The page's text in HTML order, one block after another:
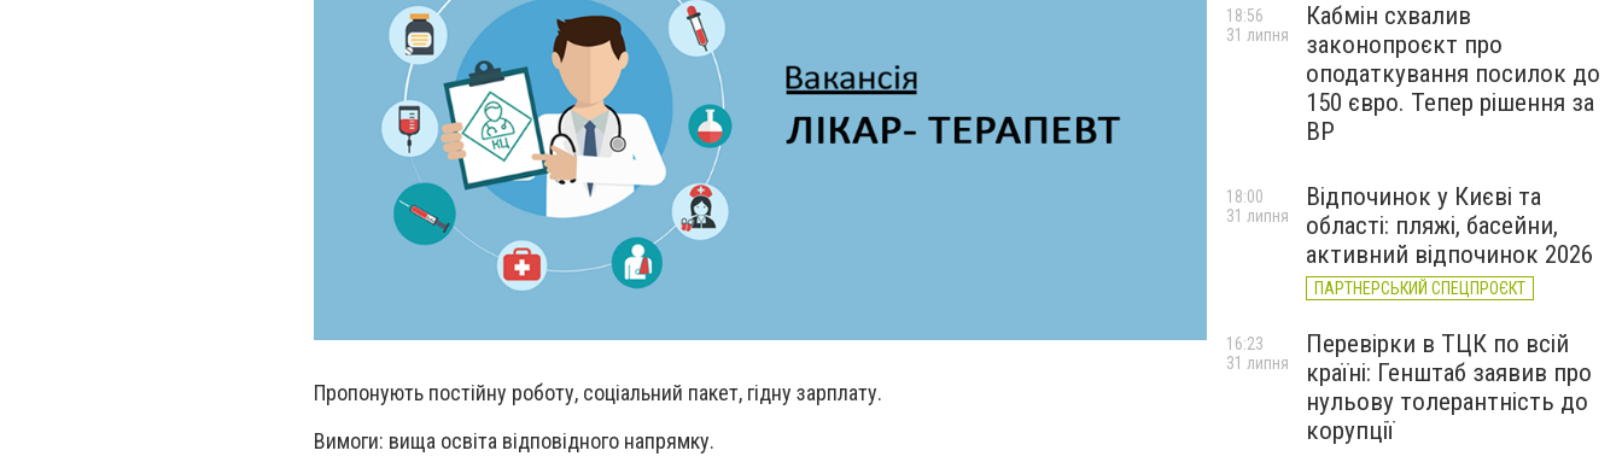
Пропонують постійну роботу, соціальний пакет, гідну зарплату.
Вимоги: вища освіта відповідного напрямку.
Кабмін схвалив
законопроєкт про
оподаткування посилок до
150 євро. Тепер рішення за
ВР
18:56
31 липня
Відпочинок у Києві та
області: пляжі, басейни,
активний відпочинок 2026
ПАРТНЕРСЬКИЙ СПЕЦПРОЄКТ
18:00
31 липня
Перевірки в ТЦК по всій
країні: Генштаб заявив про
нульову толерантність до
корупції
16:23
31 липня